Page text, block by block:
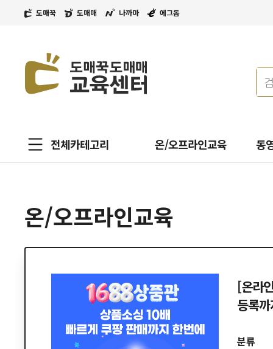
도매꾹 도매매 나까마 에그돔
전체카테고리 온/오프라인교육 동
온/오프라인교육
[온라
등록
분류